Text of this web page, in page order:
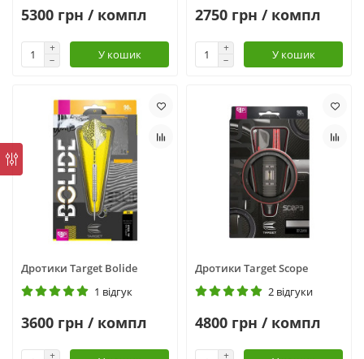
5300 грн / компл
У кошик
2750 грн / компл
У кошик
Дротики Target Bolide
1 відгук
3600 грн / компл
Дротики Target Scope
2 відгуки
4800 грн / компл